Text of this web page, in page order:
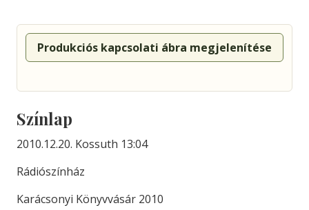
Produkciós kapcsolati ábra megjelenítése
Színlap
2010.12.20. Kossuth 13:04
Rádiószínház
Karácsonyi Könyvvásár 2010